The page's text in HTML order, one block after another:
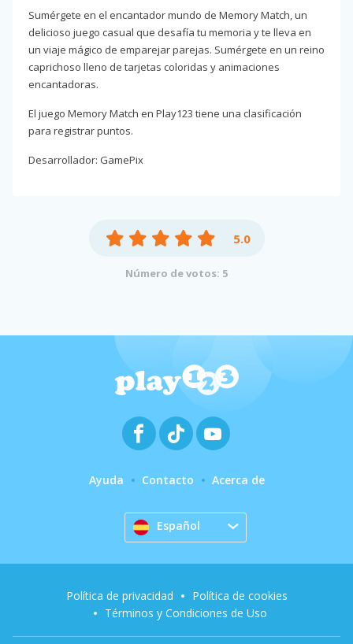
Sumérgete en el encantador mundo de Memory Match, un
delicioso juego casual que desafía tu memoria y te lleva en
un viaje mágico de emparejar parejas. Sumérgete en un reino
caprichoso lleno de tarjetas coloridas y animaciones
encantadoras.
El juego Memory Match en Play123 tiene una clasificación
para registrar puntos.
Desarrollador: GamePix
5.0
Número de votos: 5
Ayuda Contacto Acerca de
Español
Política de privacidad
Política de cookies
Términos y Condiciones de Uso